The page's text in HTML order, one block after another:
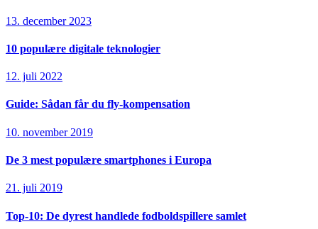
13. december 2023
10 populære digitale teknologier
12. juli 2022
Guide: Sådan får du fly-kompensation
10. november 2019
De 3 mest populære smartphones i Europa
21. juli 2019
Top-10: De dyrest handlede fodboldspillere samlet